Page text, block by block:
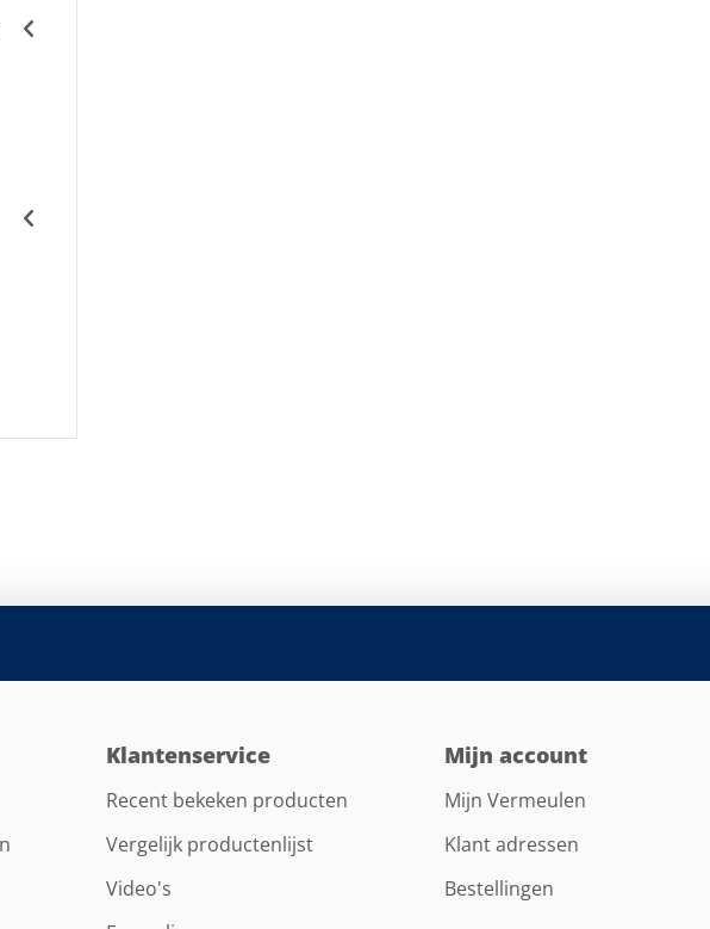
Klantenservice
Recent bekeken producten
Vergelijk productenlijst
Video's
Mijn account
Mijn Vermeulen
Klant adressen
Bestellingen